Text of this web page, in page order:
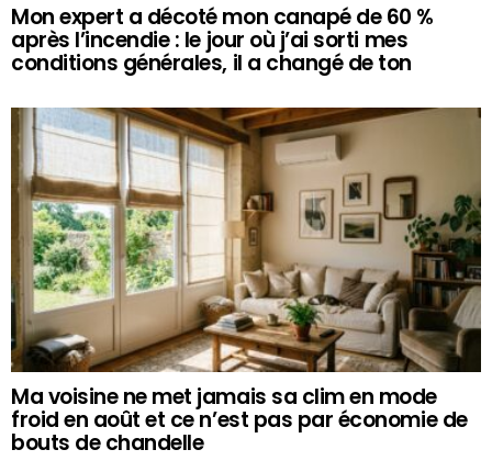
Mon expert a décoté mon canapé de 60 %
après l’incendie : le jour où j’ai sorti mes
conditions générales, il a changé de ton
Ma voisine ne met jamais sa clim en mode
froid en août et ce n’est pas par économie de
bouts de chandelle